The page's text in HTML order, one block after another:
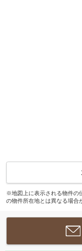
※地図上に表示される物件の
の物件所在地とは異なる場合